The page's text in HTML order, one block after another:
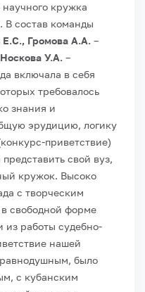
научного кружка
состав команды
Громова А.А. –
Носкова У.А. –
включала в себя
требовалось
знания и
эрудицию, логику
приветствие)
свой вуз,
кружок. Высоко
с творческим
свободной форме
работы судебно-
нашей
было
с кубанским